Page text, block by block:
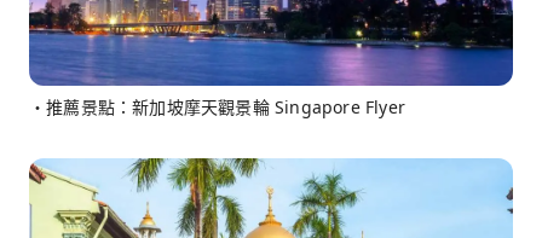
・推薦景點：新加坡摩天觀景輪 Singapore Flyer